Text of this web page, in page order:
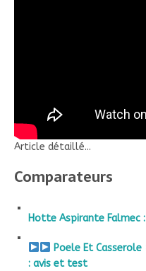
Article détaillé...
Comparateurs
Hotte Aspirante Falmec
Poele Et
: avis et test